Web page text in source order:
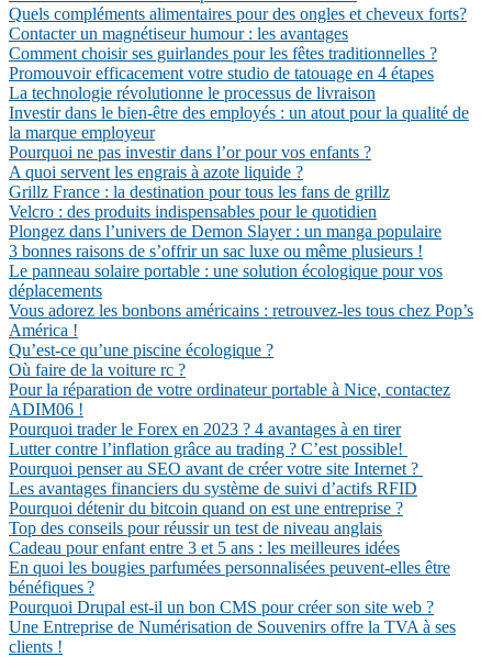
Quels compléments alimentaires pour des ongles et cheveux forts?
Contacter un magnétiseur humour : les avantages
Comment choisir ses guirlandes pour les fêtes traditionnelles ?
Promouvoir efficacement votre studio de tatouage en 4 étapes
La technologie révolutionne le processus de livraison
Investir dans le bien-être des employés : un atout pour la qualité de
la marque employeur
Pourquoi ne pas investir dans l’or pour vos enfants ?
A quoi servent les engrais à azote liquide ?
Grillz France : la destination pour tous les fans de grillz
Velcro : des produits indispensables pour le quotidien
Plongez dans l’univers de Demon Slayer : un manga populaire
3 bonnes raisons de s’offrir un sac luxe ou même plusieurs !
Le panneau solaire portable : une solution écologique pour vos
déplacements
Vous adorez les bonbons américains : retrouvez-les tous chez Pop’s
América !
Qu’est-ce qu’une piscine écologique ?
Où faire de la voiture rc ?
Pour la réparation de votre ordinateur portable à Nice, contactez
ADIM06 !
Pourquoi trader le Forex en 2023 ? 4 avantages à en tirer
Lutter contre l’inflation grâce au trading ? C’est possible!
Pourquoi penser au SEO avant de créer votre site Internet ?
Les avantages financiers du système de suivi d’actifs RFID
Pourquoi détenir du bitcoin quand on est une entreprise ?
Top des conseils pour réussir un test de niveau anglais
Cadeau pour enfant entre 3 et 5 ans : les meilleures idées
En quoi les bougies parfumées personnalisées peuvent-elles être
bénéfiques ?
Pourquoi Drupal est-il un bon CMS pour créer son site web ?
Une Entreprise de Numérisation de Souvenirs offre la TVA à ses
clients !